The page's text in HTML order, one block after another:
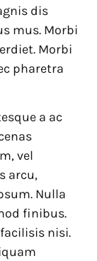
dis
mus. Morbi
Morbi
pharetra
a ac
vel
arcu,
Nulla
finibus.
nisi.